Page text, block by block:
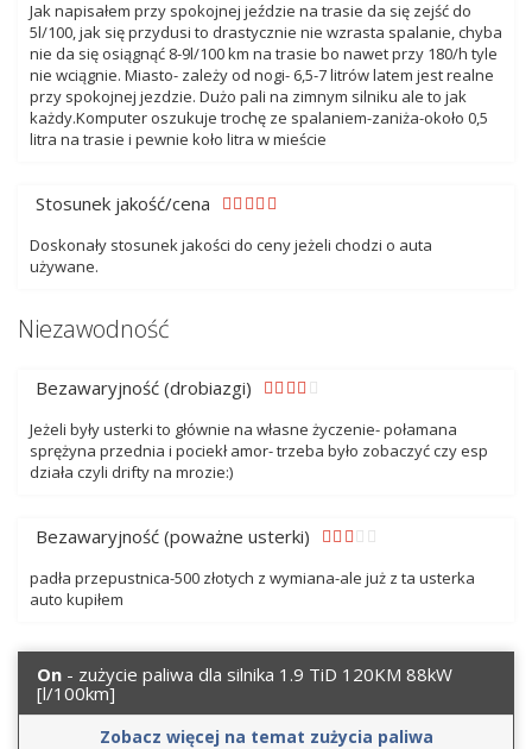
Jak napisałem przy spokojnej jeździe na trasie da się zejść do
5l/100, jak się przydusi to drastycznie nie wzrasta spalanie, chyba
nie da się osiągnąć 8-9l/100 km na trasie bo nawet przy 180/h tyle
nie wciągnie. Miasto- zależy od nogi- 6,5-7 litrów latem jest realne
przy spokojnej jezdzie. Dużo pali na zimnym silniku ale to jak
każdy.Komputer oszukuje trochę ze spalaniem-zaniża-około 0,5
litra na trasie i pewnie koło litra w mieście
Stosunek jakość/cena
Doskonały stosunek jakości do ceny jeżeli chodzi o auta
używane.
Niezawodność
Bezawaryjność (drobiazgi)
Jeżeli były usterki to głównie na własne życzenie- połamana
sprężyna przednia i pociekł amor- trzeba było zobaczyć czy esp
działa czyli drifty na mrozie:)
Bezawaryjność (poważne usterki)
padła przepustnica-500 złotych z wymiana-ale już z ta usterka
auto kupiłem
On - zużycie paliwa dla silnika 1.9 TiD 120KM 88kW
[l/100km]
Zobacz więcej na temat zużycia paliwa